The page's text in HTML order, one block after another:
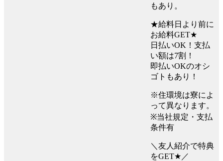
もあり。
★給料日より前に
お給料GET★
日払いOK！支払
い額は7割！
即払いOKのオシ
ゴトもあり！
※住環境は寮によ
って異なります。
※当社規定・支払
条件有
＼友人紹介で特典
をGET★／